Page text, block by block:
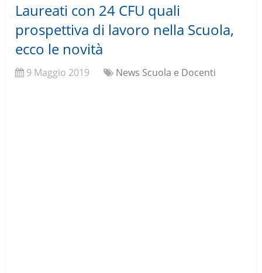
Laureati con 24 CFU quali
prospettiva di lavoro nella Scuola,
ecco le novità
9 Maggio 2019 News Scuola e Docenti